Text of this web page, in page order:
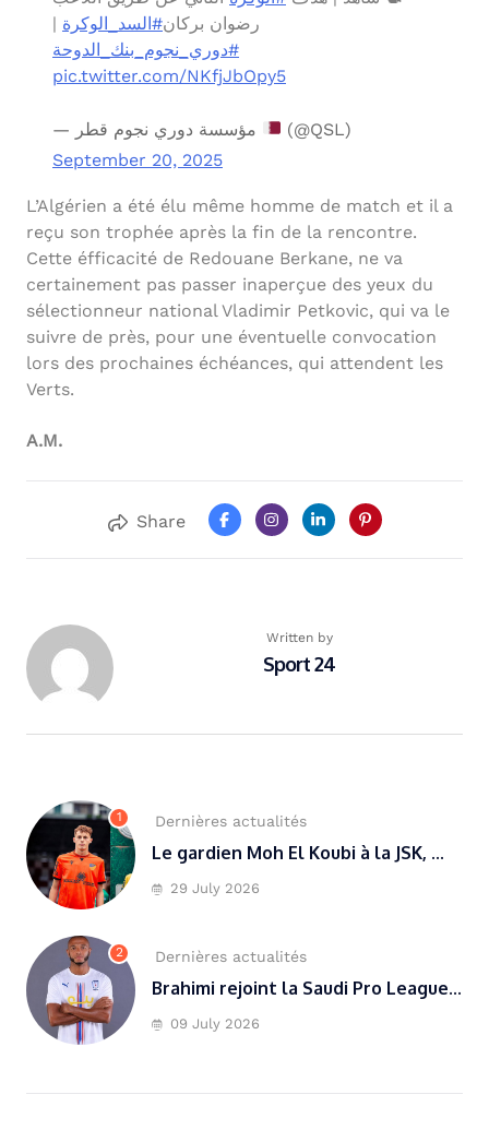
رضوان بركان#السد_الوكرة |
#دوري_نجوم_بنك_الدوحة
pic.twitter.com/NKfjJbOpy5
(@QSL)
September 20, 2025
L’Algérien a été élu même homme de match et il a
reçu son trophée après la fin de la rencontre.
Cette éfficacité de Redouane Berkane, ne va
certainement pas passer inaperçue des yeux du
sélectionneur national Vladimir Petkovic, qui va le
suivre de près, pour une éventuelle convocation
lors des prochaines échéances, qui attendent les
Verts.
A.M.
Share
Written by
Sport 24
1 Dernières actualités
Le gardien Moh El Koubi à la JSK, ...
29 July 2026
2 Dernières actualités
Brahimi rejoint la Saudi Pro League...
09 July 2026